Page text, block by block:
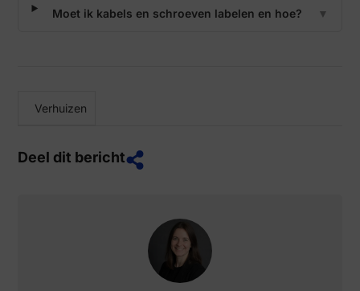
Moet ik kabels en schroeven labelen en hoe? ▼
Verhuizen
Deel dit bericht